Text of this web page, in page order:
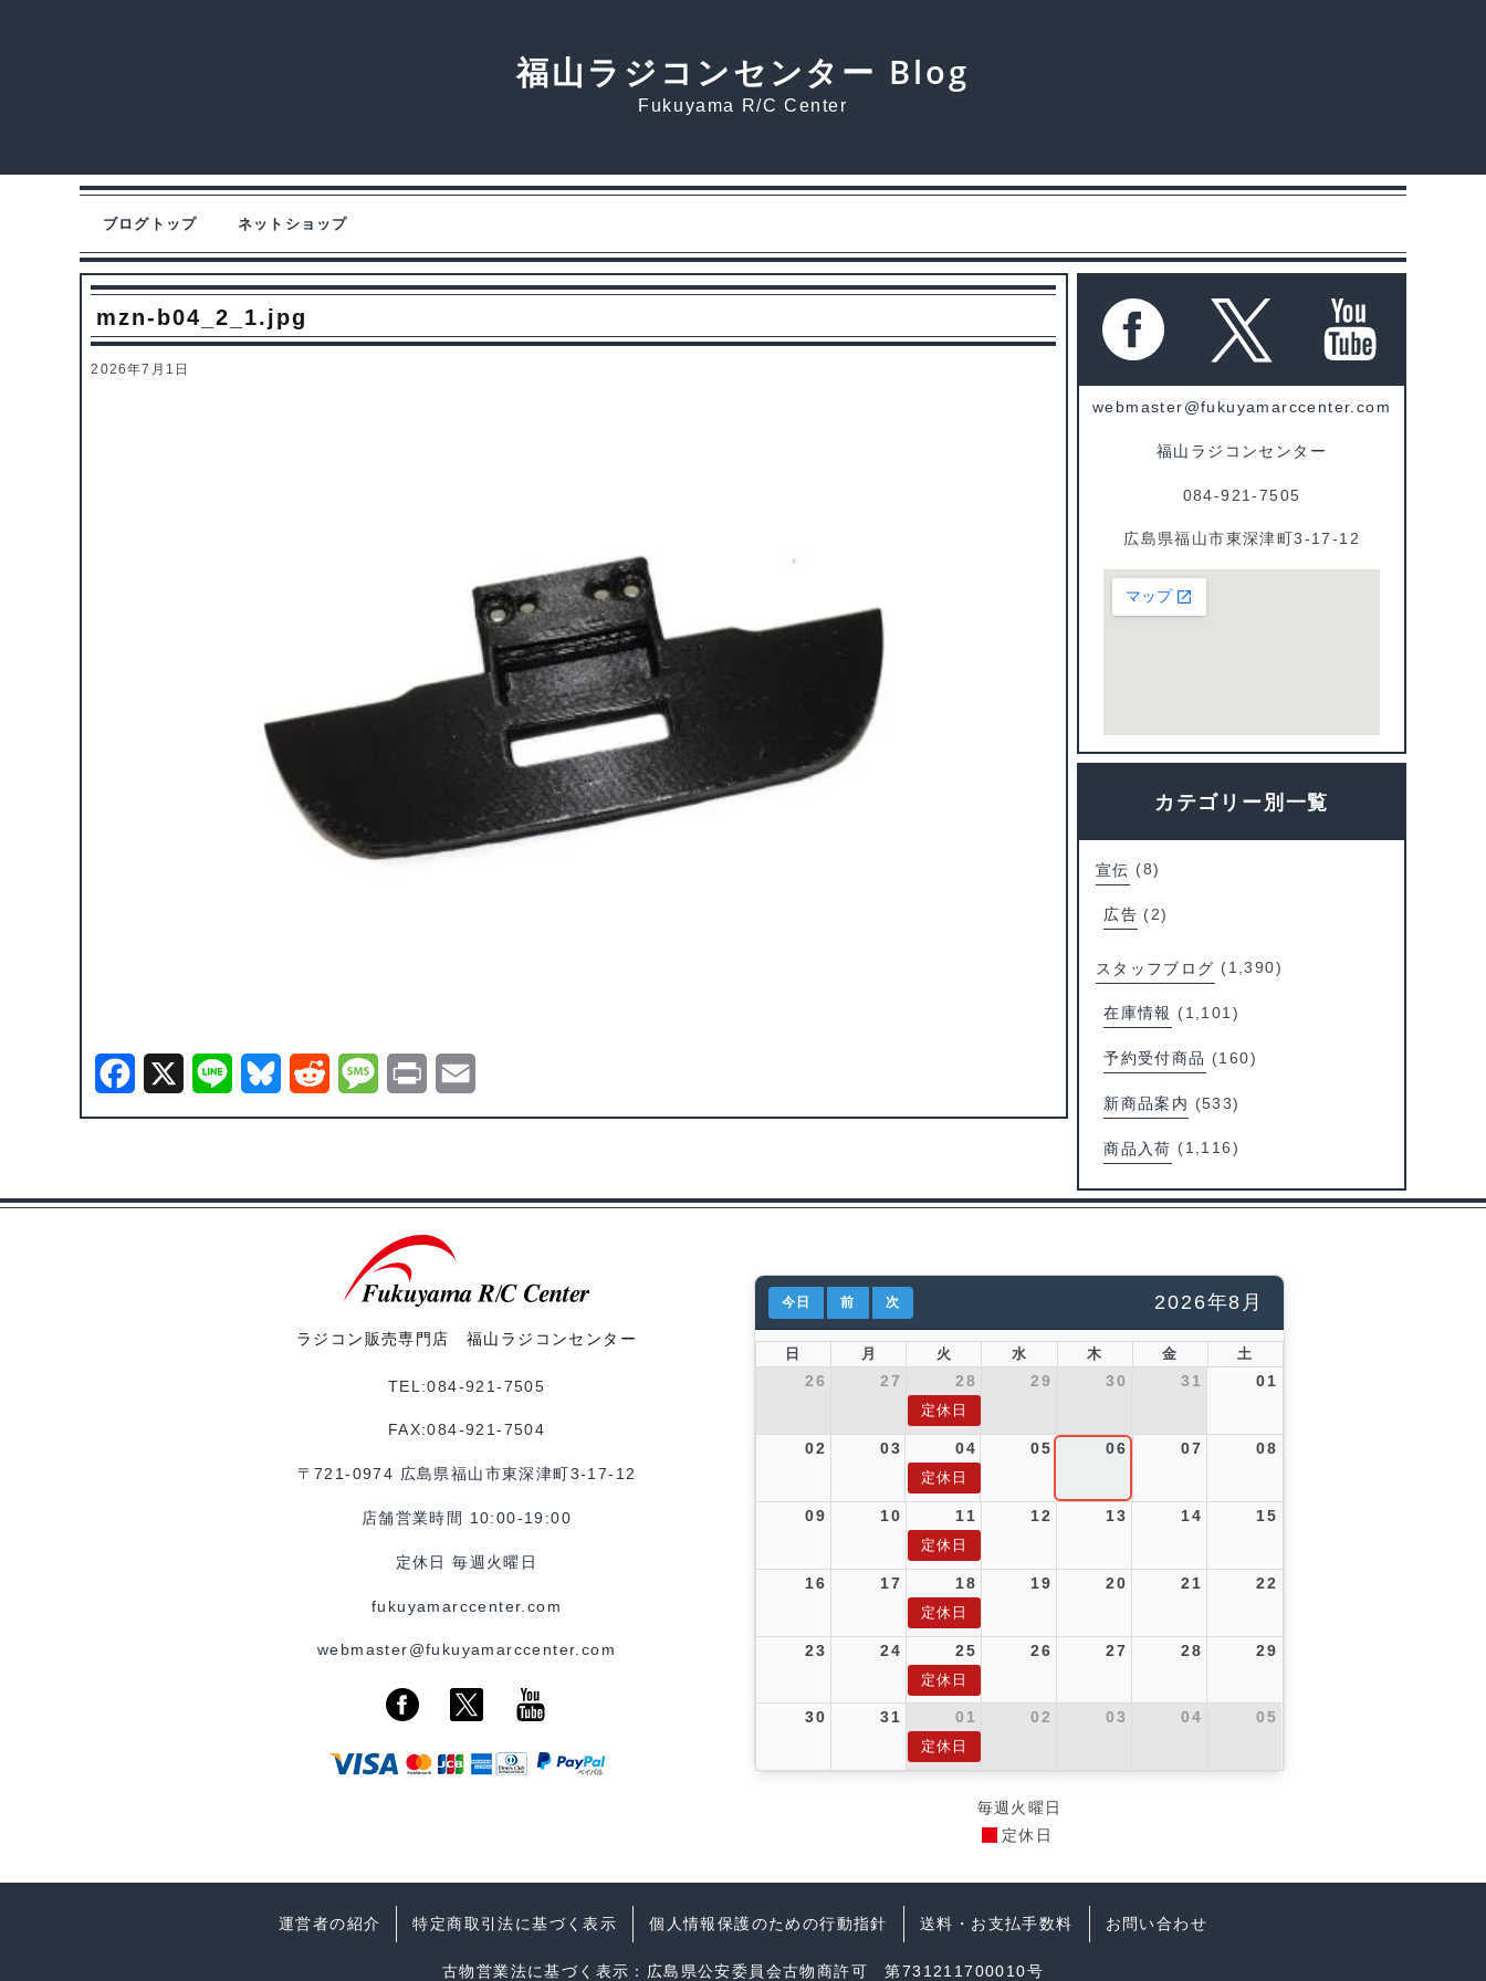
福山ラジコンセンター Blog
Fukuyama R/C Center
ブログトップ ネットショップ
mzn-b04_2_1.jpg
2026年7月1日
a
X
i
B
l
R
e
M
e
g
P
r
t
m
webmaster@fukuyamarccenter.com
福山ラジコンセンター
084-921-7505
広島県福山市東深津町3-17-12
カテゴリー別一覧
宣伝 (8)
広告 (2)
スタッフブログ (1,390)
在庫情報 (1,101)
予約受付商品 (160)
新商品案内 (533)
商品入荷 (1,116)
ラジコン販売専門店 福山ラジコンセンター
TEL:084-921-7505
FAX:084-921-7504
〒721-0974 広島県福山市東深津町3-17-12
店舗営業時間 10:00-19:00
定休日 毎週火曜日
fukuyamarccenter.com
webmaster@fukuyamarccenter.com
今日 前 次 2026年8月
日 月 火 水 木 金 土
26 27 28 29 30 31 01
定休日
02 03 04 05 06 07 08
定休日
09 10 11 12 13 14 15
定休日
16 17 18 19 20 21 22
定休日
23 24 25 26 27 28 29
定休日
30 31 01 02 03 04 05
定休日
毎週火曜日
定休日
運営者の紹介 特定商取引法に基づく表示 個人情報保護のための行動指針 送料・お支払手数料 お問い合わせ
古物営業法に基づく表示：広島県公安委員会古物商許可 第731211700010号